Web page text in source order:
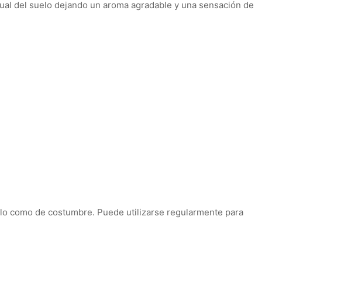
del suelo dejando un aroma agradable y una sensación de
como de costumbre. Puede utilizarse regularmente para